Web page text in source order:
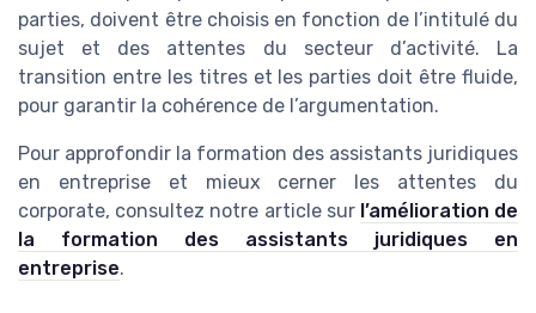
parties, doivent être choisis en fonction de l’intitulé du
sujet et des attentes du secteur d’activité. La
transition entre les titres et les parties doit être fluide,
pour garantir la cohérence de l’argumentation.
Pour approfondir la formation des assistants juridiques
en entreprise et mieux cerner les attentes du
corporate, consultez notre article sur l’amélioration de
la formation des assistants juridiques en
entreprise.